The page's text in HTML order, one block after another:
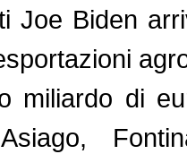
Joe Biden
miliardo di